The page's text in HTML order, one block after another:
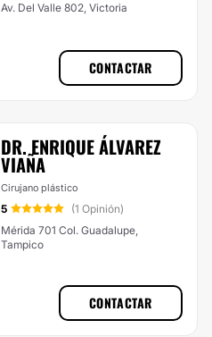
Av. Del Valle 802, Victoria
CONTACTAR
DR. ENRIQUE ÁLVAREZ
VIAÑA
Cirujano plástico
5
(1 Opinión)
Mérida 701 Col. Guadalupe,
Tampico
CONTACTAR